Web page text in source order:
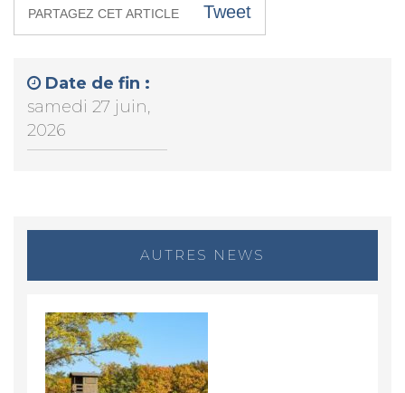
PARTAGEZ CET ARTICLE Tweet
Date de fin :
samedi 27 juin,
2026
AUTRES NEWS